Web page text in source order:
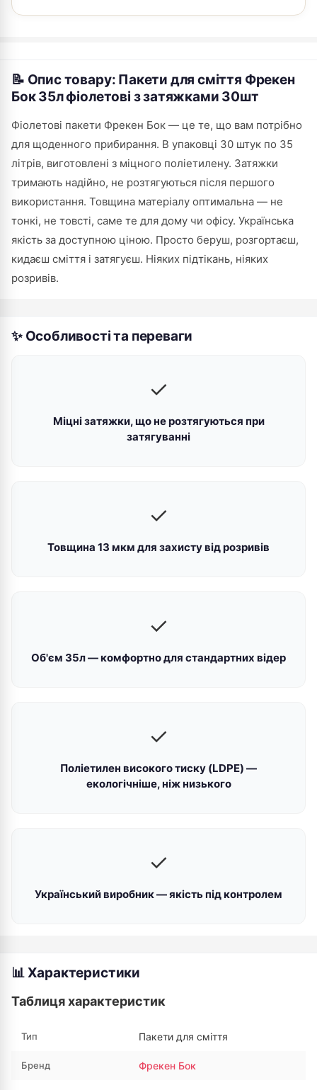
📝 Опис товару: Пакети для сміття Фрекен
Бок 35л фіолетові з затяжками 30шт
Фіолетові пакети Фрекен Бок — це те, що вам потрібно
для щоденного прибирання. В упаковці 30 штук по 35
літрів, виготовлені з міцного поліетилену. Затяжки
тримають надійно, не розтягуються після першого
використання. Товщина матеріалу оптимальна — не
тонкі, не товсті, саме те для дому чи офісу. Українська
якість за доступною ціною. Просто беруш, розгортаєш,
кидаєш сміття і затягуєш. Ніяких підтікань, ніяких
розривів.
✨ Особливості та переваги
✓
Міцні затяжки, що не розтягуються при
затягуванні
✓
Товщина 13 мкм для захисту від розривів
✓
Об'єм 35л — комфортно для стандартних відер
✓
Поліетилен високого тиску (LDPE) —
екологічніше, ніж низького
✓
Український виробник — якість під контролем
📊 Характеристики
Таблиця характеристик
Тип Пакети для сміття
Бренд Фрекен Бок